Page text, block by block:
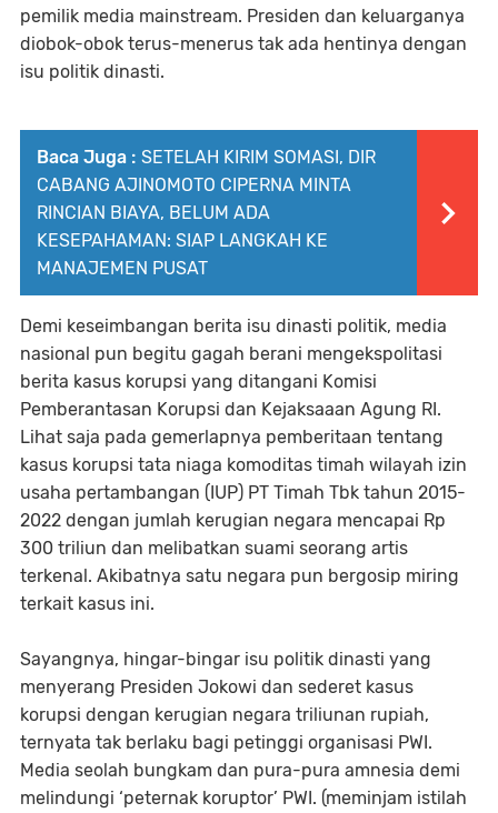
pemilik media mainstream. Presiden dan keluarganya
diobok-obok terus-menerus tak ada hentinya dengan
isu politik dinasti.
Baca Juga : SETELAH KIRIM SOMASI, DIR
CABANG AJINOMOTO CIPERNA MINTA
RINCIAN BIAYA, BELUM ADA
KESEPAHAMAN: SIAP LANGKAH KE
MANAJEMEN PUSAT
Demi keseimbangan berita isu dinasti politik, media
nasional pun begitu gagah berani mengekspolitasi
berita kasus korupsi yang ditangani Komisi
Pemberantasan Korupsi dan Kejaksaaan Agung RI.
Lihat saja pada gemerlapnya pemberitaan tentang
kasus korupsi tata niaga komoditas timah wilayah izin
usaha pertambangan (IUP) PT Timah Tbk tahun 2015-
2022 dengan jumlah kerugian negara mencapai Rp
300 triliun dan melibatkan suami seorang artis
terkenal. Akibatnya satu negara pun bergosip miring
terkait kasus ini.
Sayangnya, hingar-bingar isu politik dinasti yang
menyerang Presiden Jokowi dan sederet kasus
korupsi dengan kerugian negara triliunan rupiah,
ternyata tak berlaku bagi petinggi organisasi PWI.
Media seolah bungkam dan pura-pura amnesia demi
melindungi ‘peternak koruptor’ PWI. (meminjam istilah